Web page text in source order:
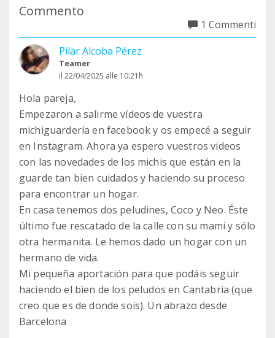
Commento
1 Commenti
Pilar Alcoba Pérez
Teamer
il 22/04/2025 alle 10:21h
Hola pareja,
Empezaron a salirme vídeos de vuestra
michiguardería en facebook y os empecé a seguir
en Instagram. Ahora ya espero vuestros videos
con las novedades de los michis que están en la
guarde tan bien cuidados y haciendo su proceso
para encontrar un hogar.
En casa tenemos dos peludines, Coco y Neo. Éste
último fue rescatado de la calle con su mami y sólo
otra hermanita. Le hemos dado un hogar con un
hermano de vida.
Mi pequeña aportación para que podáis seguir
haciendo el bien de los peludos en Cantabria (que
creo que es de donde sois). Un abrazo desde
Barcelona